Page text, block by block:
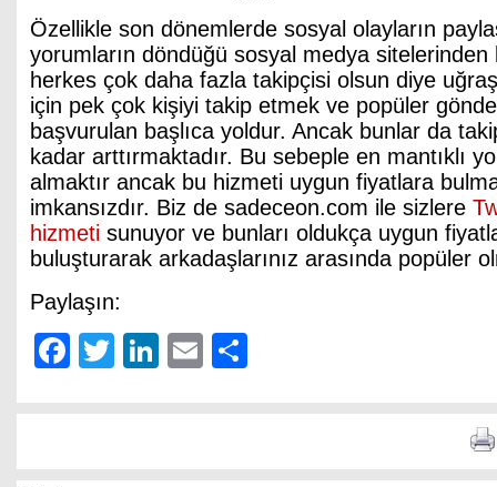
Özellikle son dönemlerde sosyal olayların
yorumların döndüğü sosyal medya
herkes çok daha fazla takipçisi olsun diye
için pek çok kişiyi takip etmek ve popüler
başvurulan başlıca yoldur. Ancak bunlar da
kadar arttırmaktadır. Bu sebeple en mantıklı
almaktır ancak bu hizmeti uygun fiyatlara
imkansızdır. Biz de sadeceon.com ile sizlere
hizmeti sunuyor ve bunları oldukça uygun
buluşturarak arkadaşlarınız arasında popüler
Paylaşın:
Facebook
TwitterLinkedIn
Email